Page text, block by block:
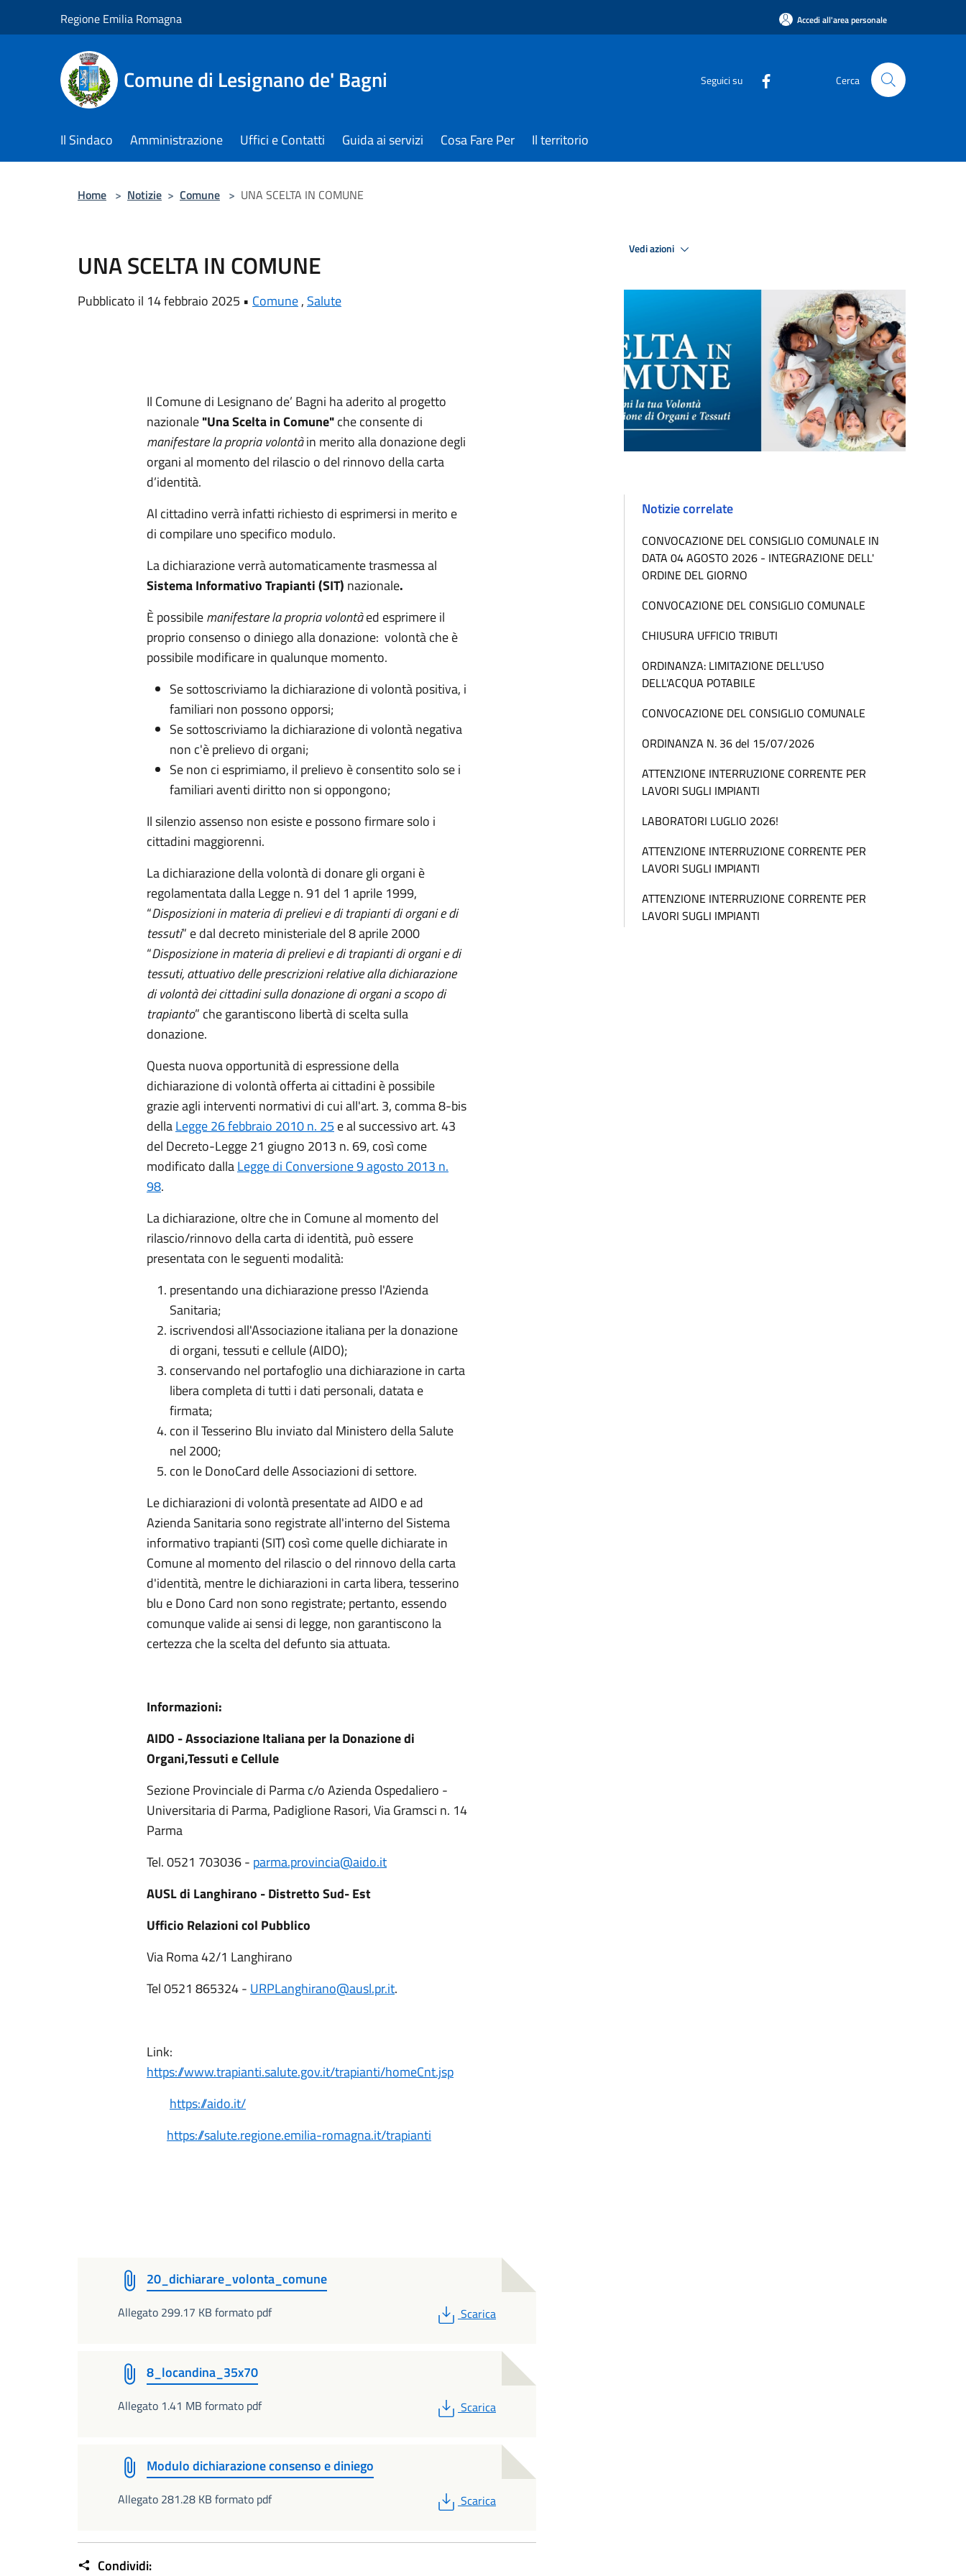
Regione Emilia Romagna Accedi all'area personale
Comune di Lesignano de' Bagni Seguici su Cerca
Il Sindaco Amministrazione Uffici e Contatti Guida ai servizi Cosa Fare Per Il territorio
Home > Notizie > Comune > UNA SCELTA IN COMUNE
UNA SCELTA IN COMUNE
Pubblicato il 14 febbraio 2025 • Comune, Salute
Il Comune di Lesignano de’ Bagni ha aderito al progetto
nazionale"Una Scelta in Comune"che consente di
manifestare la propria volontàin merito alla donazione degli
organi al momento del rilascio o del rinnovo della carta
d’identità.
Al cittadino verrà infatti richiesto di esprimersi in merito e
di compilare uno specifico modulo.
La dichiarazione verrà automaticamente trasmessa al
Sistema Informativo Trapianti (SIT) nazionale.
È possibilemanifestare la propria volontàed esprimere il
proprio consenso o diniego alla donazione: volontà che è
possibile modificare in qualunque momento.
Se sottoscriviamo la dichiarazione di volontà positiva, i
familiari non possono opporsi;
Se sottoscriviamo la dichiarazione di volontà negativa
non c'è prelievo di organi;
Se non ci esprimiamo, il prelievo è consentito solo se i
familiari aventi diritto non si oppongono;
Il silenzio assenso non esiste e possono firmare solo i
cittadini maggiorenni.
La dichiarazione della volontà di donare gli organi è
regolamentata dalla Legge n. 91 del 1 aprile 1999,
“Disposizioni in materia di prelievi e di trapianti di organi e di
tessuti” e dal decreto ministeriale del 8 aprile 2000
“Disposizione in materia di prelievi e di trapianti di organi e di
tessuti, attuativo delle prescrizioni relative alla dichiarazione
di volontà dei cittadini sulla donazione di organi a scopo di
trapianto” che garantiscono libertà di scelta sulla
donazione.
Questa nuova opportunità di espressione della
dichiarazione di volontà offerta ai cittadini è possibile
grazie agli interventi normativi di cui all'art. 3, comma 8-bis
dellaLegge 26 febbraio 2010 n. 25 e al successivo art. 43
del Decreto-Legge 21 giugno 2013 n. 69, così come
modificato dallaLegge di Conversione 9 agosto 2013 n.
98.
La dichiarazione, oltre che in Comune al momento del
rilascio/rinnovo della carta di identità, può essere
presentata con le seguenti modalità:
presentando una dichiarazione presso l'Azienda
Sanitaria;
iscrivendosi all'Associazione italiana per la donazione
di organi, tessuti e cellule (AIDO);
conservando nel portafoglio una dichiarazione in carta
libera completa di tutti i dati personali, datata e
firmata;
con il Tesserino Blu inviato dal Ministero della Salute
nel 2000;
con le DonoCard delle Associazioni di settore.
Le dichiarazioni di volontà presentate ad AIDO e ad
Azienda Sanitaria sono registrate all'interno del Sistema
informativo trapianti (SIT) così come quelle dichiarate in
Comune al momento del rilascio o del rinnovo della carta
d'identità, mentre le dichiarazioni in carta libera, tesserino
blu e Dono Card non sono registrate; pertanto, essendo
comunque valide ai sensi di legge, non garantiscono la
certezza che la scelta del defunto sia attuata.
Informazioni:
AIDO - Associazione Italiana per la Donazione di
Organi,Tessuti e Cellule
Sezione Provinciale di Parma c/o Azienda Ospedaliero -
Universitaria di Parma, Padiglione Rasori, Via Gramsci n. 14
Parma
Tel. 0521 703036 - parma.provincia@aido.it
AUSL di Langhirano - Distretto Sud- Est
Ufficio Relazioni col Pubblico
Via Roma 42/1 Langhirano
Tel 0521 865324 - URPLanghirano@ausl.pr.it.
Link:
https://www.trapianti.salute.gov.it/trapianti/homeCnt.jsp
https://aido.it/
https://salute.regione.emilia-romagna.it/trapianti
20_dichiarare_volonta_comune
Allegato 299.17 KB formato pdf PDF
Scarica
8_locandina_35x70
Allegato 1.41 MB formato pdf PDF
Scarica
Modulo dichiarazione consenso e diniego
Allegato 281.28 KB formato pdf PDF
Scarica
Condividi:
Vedi azioni
Notizie correlate
CONVOCAZIONE DEL CONSIGLIO COMUNALE IN
DATA 04 AGOSTO 2026 - INTEGRAZIONE DELL'
ORDINE DEL GIORNO
CONVOCAZIONE DEL CONSIGLIO COMUNALE
CHIUSURA UFFICIO TRIBUTI
ORDINANZA: LIMITAZIONE DELL'USO
DELL'ACQUA POTABILE
CONVOCAZIONE DEL CONSIGLIO COMUNALE
ORDINANZA N. 36 del 15/07/2026
ATTENZIONE INTERRUZIONE CORRENTE PER
LAVORI SUGLI IMPIANTI
LABORATORI LUGLIO 2026!
ATTENZIONE INTERRUZIONE CORRENTE PER
LAVORI SUGLI IMPIANTI
ATTENZIONE INTERRUZIONE CORRENTE PER
LAVORI SUGLI IMPIANTI